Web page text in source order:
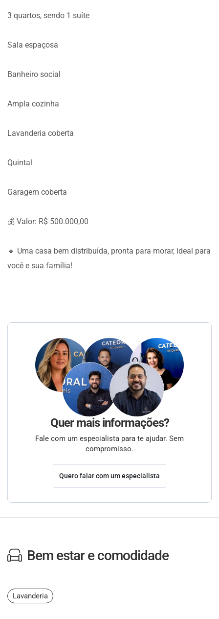
3 quartos, sendo 1 suíte
Sala espaçosa
Banheiro social
Ampla cozinha
Lavanderia coberta
Quintal
Garagem coberta
💰 Valor: R$ 500.000,00
🔹 Uma casa bem distribuída, pronta para morar, ideal para
você e sua família!
Quer mais informações?
Fale com um especialista para te ajudar. Sem
compromisso.
Quero falar com um especialista
Bem estar e comodidade
Lavanderia